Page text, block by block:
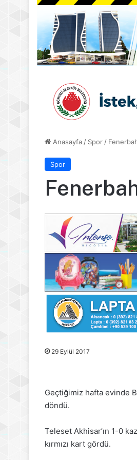
Anasayfa / Spor /
Spor
29 Eylül 2017
Geçtiğimiz hafta evinde
döndü.
Teleset Akhisar’ın 1-0
kırmızı kart gördü.